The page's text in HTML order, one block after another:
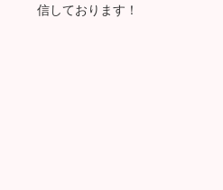
信しております！